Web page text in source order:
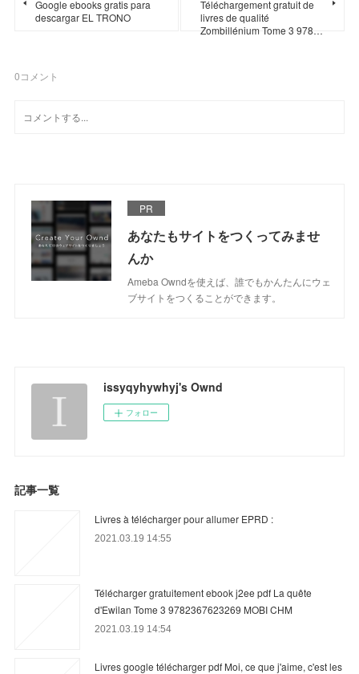
Google ebooks gratis para
descargar EL TRONO
Téléchargement gratuit de
livres de qualité
Zombillénium Tome 3 978…
0コメント
PR
あなたもサイトをつくってみませ
んか
Ameba Owndを使えば、誰でもかんたんにウェ
ブサイトをつくることができます。
issyqyhywhyj's Ownd
フォロー
記事一覧
Livres à télécharger pour allumer EPRD :
2021.03.19 14:55
Télécharger gratuitement ebook j2ee pdf La quête
d'Ewilan Tome 3 9782367623269 MOBI CHM
2021.03.19 14:54
Livres google télécharger pdf Moi, ce que j'aime, c'est les